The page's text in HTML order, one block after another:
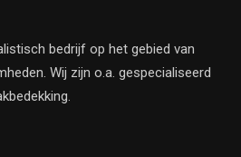
bedrijf op het gebied van
Wij zijn o.a. gespecialiseerd